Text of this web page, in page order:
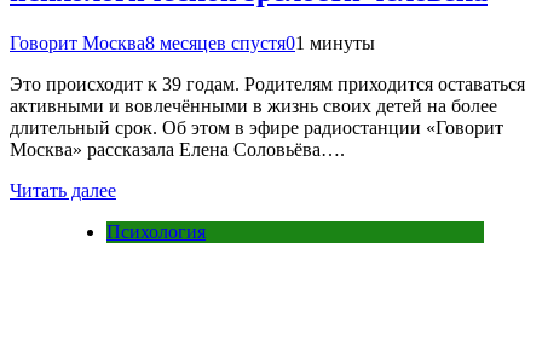
Говорит Москва8 месяцев спустя01 минуты
Это происходит к 39 годам. Родителям приходится оставаться
активными и вовлечёнными в жизнь своих детей на более
длительный срок. Об этом в эфире радиостанции «Говорит
Москва» рассказала Елена Соловьёва….
Читать далее
Психология